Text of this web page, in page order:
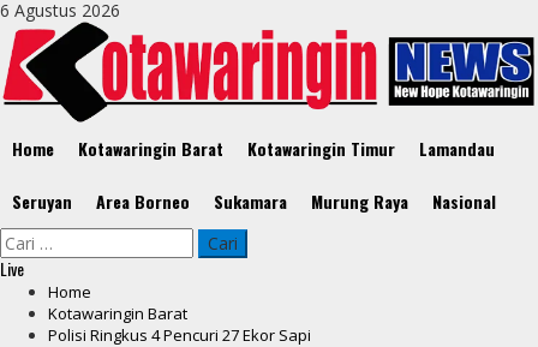
Skip
to
content
6 Agustus 2026
Menu
Home Kotawaringin Barat Kotawaringin Timur Lamandau
Seruyan Area Borneo Sukamara Murung Raya Nasional
Cari
untuk:
Live
Home
Kotawaringin Barat
Polisi Ringkus 4 Pencuri 27 Ekor Sapi